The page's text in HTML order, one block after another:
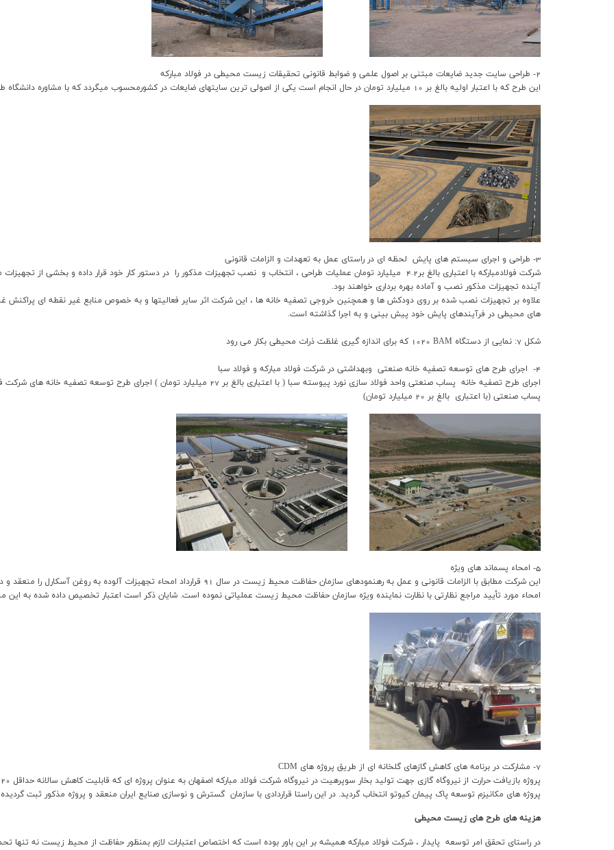
2- طراحي سايت جديد ضايعات مبتني بر اصول علمي و ضوابط قانوني تحقيقات زيست محيطي در فولاد مبارکه
اين طرح که با اعتبار اوليه بالغ بر 10 ميليارد تومان در حال انجام است يکي از اصولي ترين سايتهاي ضايعات در کشورمحسوب ميگردد که با مشاوره دانشگاه طراحي و فاز اول آن عملياتي گرديده است.
3- طراحي و اجراي سيستم هاي پايش لحظه اي در راستاي عمل به تعهدات و الزامات قانوني
شرکت فولادمبارکه با اعتباري بالغ بر4.2 ميليارد تومان عمليات طراحي ، انتخاب و نصب تجهيزات مذکور را در دستور کار خود قرار داده
آينده تجهيزات مذکور نصب و آماده بهره برداري خواهند بود.
علاوه بر تجهيزات نصب شده بر روي دودکش ها و همچنين خروجي تصفيه خانه ها ، اين شرکت اثر ساير فعاليتها و به خصوص منابع غير نقطه اي پراکنش
هاي محيطي در فرآيندهاي پايش خود پيش بيني و به اجرا گذاشته است.
شکل 7: نمايي از دستگاه BAM 1020 که براي اندازه گيري غلظت ذرات محيطي بکار مي رود
4- اجراي طرح هاي توسعه تصفيه خانه صنعتي وبهداشتي در شرکت فولاد مبارکه و فولاد سبا
اجراي طرح تصفيه خانه پساب صنعتي واحد فولاد سازي نورد پيوسته سبا ( با اعتباري بالغ بر 27 ميليارد تومان ) اجراي طرح توسعه تصفيه خانه هاي
پساب صنعتي (با اعتباري بالغ بر 20 ميليارد تومان)
5- امحاء پسماند هاي ويژه
امحاء مورد تأييد مراجع نظارتي با نظارت نماينده ويژه سازمان حفاظت محيط زيست عملياتي نموده است. شايان ذکر است اعتبار تخصيص داده شده به اين منظور حدود 45 ميليارد ريال
7- مشارکت در برنامه هاي کاهش گازهاي گلخانه اي از طريق پروژه هاي CDM
پروژه هاي مکانيزم توسعه پاک پيمان کيوتو انتخاب گرديد. در اين راستا قراردادي با سازمان گسترش و نوسازي صنايع ايران منعقد و پروژه مذکور ثبت
هزينه هاي طرح های زيست محيطي
در راستای تحقق امر توسعه پایدار ، شرکت فولاد مبارکه همیشه بر این باور بوده است که اختصاص اعتبارات لازم بمنظور حفاظت از محیط زیست نه تنها